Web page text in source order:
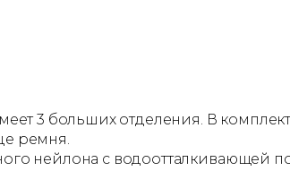
3 больших отделения. В
ремня.
нейлона с водоотталкивающей